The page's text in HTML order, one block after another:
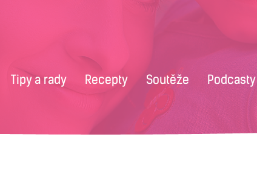
Tipy a rady Recepty Soutěže Podcasty